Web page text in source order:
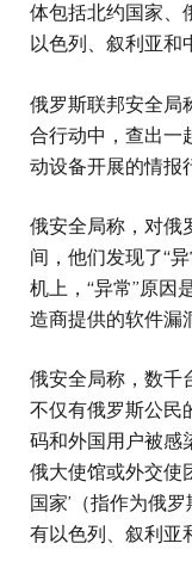
体包括北约国家、
以色列、叙利亚和
俄罗斯联邦安全局
合行动中，查出一
动设备开展的情报
俄安全局称，对俄
间，他们发现了“
机上，“异常”原因
造商提供的软件漏
俄安全局称，数千
不仅有俄罗斯公民
码和外国用户被感
俄大使馆或外交使
国家’（指作为俄
有以色列、叙利亚